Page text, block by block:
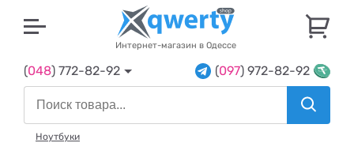
Интернет-магазин в Одессе
(048) 772-82-92 (097) 972-82-92
Ноутбуки